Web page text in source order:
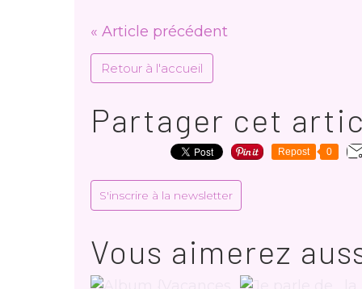
« Article précédent
Retour à l'accueil
Partager cet
Repost 0
S'inscrire à la newsletter
Vous aimerez